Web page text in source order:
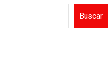
Buscar